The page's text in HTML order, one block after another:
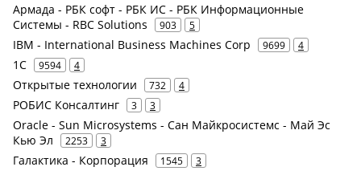
Армада - РБК софт - РБК ИС - РБК Информационные
Системы - RBC Solutions
903 5
IBM - International Business Machines Corp 9699 4
1С 9594 4
Открытые технологии 732 4
РОБИС Консалтинг 3 3
Oracle - Sun Microsystems - Сан Майкросистемс - Май Эс
Кью Эл
2253 3
Галактика - Корпорация 1545 3